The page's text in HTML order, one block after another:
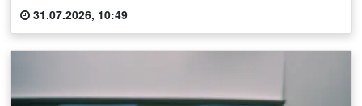
31.07.2026, 10:49